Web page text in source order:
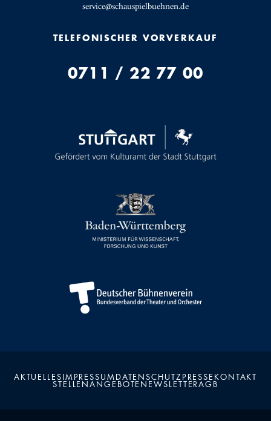
service@schauspielbuehnen.de
TELEFONISCHER VORVERKAUF
0711 / 22 77 00
AKTUELLESIMPRESSUMDATENSCHUTZPRESSE KONTAKT
STELLENANGEBOTE NEWSLETTERAGB